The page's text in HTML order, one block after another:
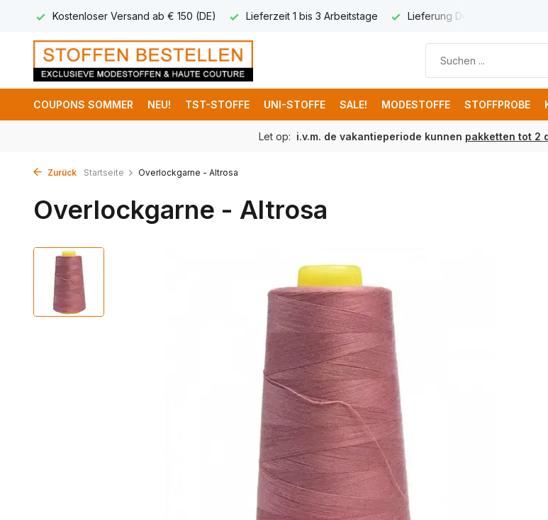
Kostenloser Versand ab € 150 (DE) Lieferzeit 1 bis 3 Arbeitstage Lieferung Deutschland € 8,95
COUPONS SOMMER NEU! TST-STOFFE UNI-STOFFE SALE! MODESTOFFE STOFFPROBE
Let op: i.v.m. de vakantieperiode kunnen pakketten tot 2
Zurück Startseite Overlockgarne - Altrosa
Overlockgarne - Altrosa